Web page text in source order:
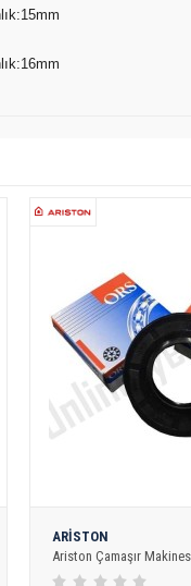
ARİSTON
Ariston Çamaşır